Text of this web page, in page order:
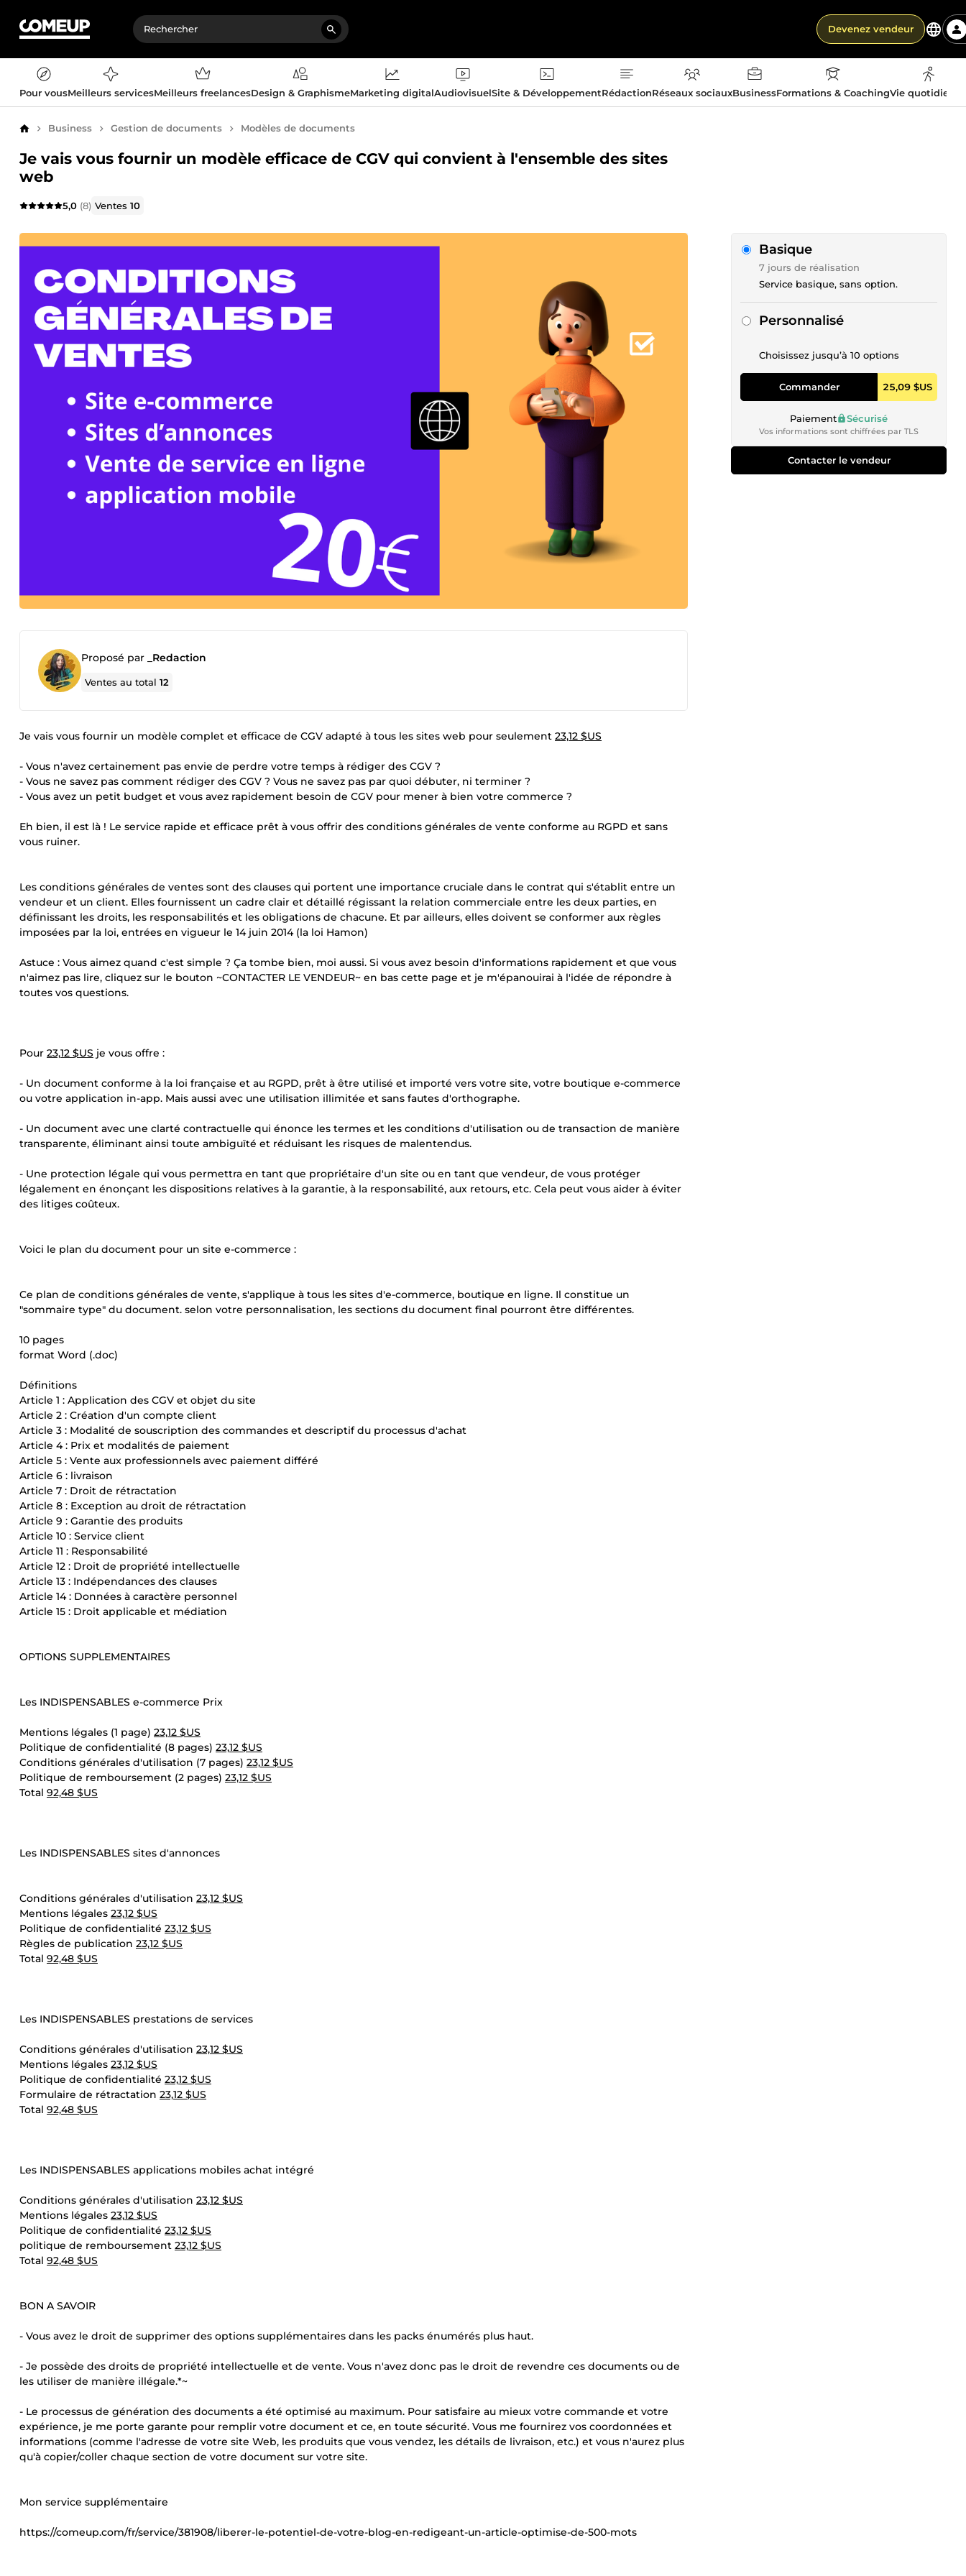
Devenez vendeur
Pour vousMeilleurs servicesMeilleurs freelancesDesign & GraphismeMarketing digitalAudiovisuelSite & DéveloppementRédactionRéseaux sociauxBusinessFormations & CoachingVie
AccueilBusiness Gestion de documents Modèles de documents
Je vais vous fournir un modèle efficace de CGV qui convient à l'ensemble des sites
web
5,0 (8) Ventes10
Proposé par _Redaction
Ventes au total12
Je vais vous fournir un modèle complet et efficace de CGV adapté à tous les sites web pour seulement 23,12 $US
- Vous n'avez certainement pas envie de perdre votre temps à rédiger des CGV ?
- Vous ne savez pas comment rédiger des CGV ? Vous ne savez pas par quoi débuter, ni terminer ?
- Vous avez un petit budget et vous avez rapidement besoin de CGV pour mener à bien votre commerce ?
Eh bien, il est là ! Le service rapide et efficace prêt à vous offrir des conditions générales de vente conforme au RGPD et sans
vous ruiner.
Les conditions générales de ventes sont des clauses qui portent une importance cruciale dans le contrat qui s'établit entre un
vendeur et un client. Elles fournissent un cadre clair et détaillé régissant la relation commerciale entre les deux parties, en
définissant les droits, les responsabilités et les obligations de chacune. Et par ailleurs, elles doivent se conformer aux règles
imposées par la loi, entrées en vigueur le 14 juin 2014 (la loi Hamon)
Astuce : Vous aimez quand c'est simple ? Ça tombe bien, moi aussi. Si vous avez besoin d'informations rapidement et que vous
n'aimez pas lire, cliquez sur le bouton ~CONTACTER LE VENDEUR~ en bas cette page et je m'épanouirai à l'idée de répondre à
toutes vos questions.
Pour 23,12 $US je vous offre :
- Un document conforme à la loi française et au RGPD, prêt à être utilisé et importé vers votre site, votre boutique e-commerce
ou votre application in-app. Mais aussi avec une utilisation illimitée et sans fautes d'orthographe.
- Un document avec une clarté contractuelle qui énonce les termes et les conditions d'utilisation ou de transaction de manière
transparente, éliminant ainsi toute ambiguïté et réduisant les risques de malentendus.
- Une protection légale qui vous permettra en tant que propriétaire d'un site ou en tant que vendeur, de vous protéger
légalement en énonçant les dispositions relatives à la garantie, à la responsabilité, aux retours, etc. Cela peut vous aider à éviter
des litiges coûteux.
Voici le plan du document pour un site e-commerce :
Ce plan de conditions générales de vente, s'applique à tous les sites d'e-commerce, boutique en ligne. Il constitue un
"sommaire type" du document. selon votre personnalisation, les sections du document final pourront être différentes.
10 pages
format Word (.doc)
Définitions
Article 1 : Application des CGV et objet du site
Article 2 : Création d'un compte client
Article 3 : Modalité de souscription des commandes et descriptif du processus d'achat
Article 4 : Prix et modalités de paiement
Article 5 : Vente aux professionnels avec paiement différé
Article 6 : livraison
Article 7 : Droit de rétractation
Article 8 : Exception au droit de rétractation
Article 9 : Garantie des produits
Article 10 : Service client
Article 11 : Responsabilité
Article 12 : Droit de propriété intellectuelle
Article 13 : Indépendances des clauses
Article 14 : Données à caractère personnel
Article 15 : Droit applicable et médiation
OPTIONS SUPPLEMENTAIRES
Les INDISPENSABLES e-commerce Prix
Mentions légales (1 page) 23,12 $US
Politique de confidentialité (8 pages) 23,12 $US
Conditions générales d'utilisation (7 pages) 23,12 $US
Politique de remboursement (2 pages) 23,12 $US
Total 92,48 $US
Les INDISPENSABLES sites d'annonces
Conditions générales d'utilisation 23,12 $US
Mentions légales 23,12 $US
Politique de confidentialité 23,12 $US
Règles de publication 23,12 $US
Total 92,48 $US
Les INDISPENSABLES prestations de services
Conditions générales d'utilisation 23,12 $US
Mentions légales 23,12 $US
Politique de confidentialité 23,12 $US
Formulaire de rétractation 23,12 $US
Total 92,48 $US
Les INDISPENSABLES applications mobiles achat intégré
Conditions générales d'utilisation 23,12 $US
Mentions légales 23,12 $US
Politique de confidentialité 23,12 $US
politique de remboursement 23,12 $US
Total 92,48 $US
BON A SAVOIR
- Vous avez le droit de supprimer des options supplémentaires dans les packs énumérés plus haut.
- Je possède des droits de propriété intellectuelle et de vente. Vous n'avez donc pas le droit de revendre ces documents ou de
les utiliser de manière illégale.*~
- Le processus de génération des documents a été optimisé au maximum. Pour satisfaire au mieux votre commande et votre
expérience, je me porte garante pour remplir votre document et ce, en toute sécurité. Vous me fournirez vos coordonnées et
informations (comme l'adresse de votre site Web, les produits que vous vendez, les détails de livraison, etc.) et vous n'aurez plus
qu'à copier/coller chaque section de votre document sur votre site.
Mon service supplémentaire
https://comeup.com/fr/service/381908/liberer-le-potentiel-de-votre-blog-en-redigeant-un-article-optimise-de-500-mots
Basique
7 jours de réalisation
Service basique, sans option.
Personnalisé
Choisissez jusqu’à 10 options
Commander 25,09 $US
Paiement Sécurisé
Vos informations sont chiffrées par TLS
Contacter le vendeur